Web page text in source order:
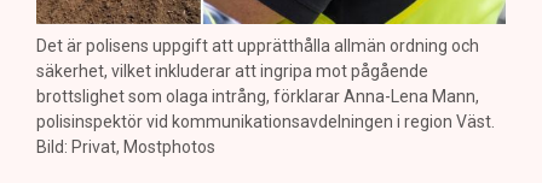
Det är polisens uppgift att upprätthålla allmän ordning och
säkerhet, vilket inkluderar att ingripa mot pågående
brottslighet som olaga intrång, förklarar Anna-Lena Mann,
polisinspektör vid kommunikationsavdelningen i region Väst.
Bild: Privat, Mostphotos